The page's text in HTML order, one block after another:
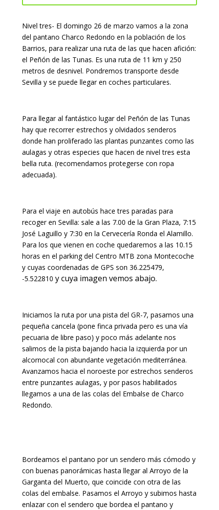
Nivel tres- El domingo 26 de marzo vamos a la zona
del pantano Charco Redondo en la población de los
Barrios, para realizar una ruta de las que hacen afición:
el Peñón de las Tunas. Es una ruta de 11 km y 250
metros de desnivel. Pondremos transporte desde
Sevilla y se puede llegar en coches particulares.
Para llegar al fantástico lugar del Peñón de las Tunas
hay que recorrer estrechos y olvidados senderos
donde han proliferado las plantas punzantes como las
aulagas y otras especies que hacen de nivel tres esta
bella ruta. (recomendamos protegerse con ropa
adecuada).
Para el viaje en autobús hace tres paradas para
recoger en Sevilla: sale a las 7.00 de la Gran Plaza, 7:15
José Laguillo y 7:30 en la Cervecería Ronda el Alamillo.
Para los que vienen en coche quedaremos a las 10.15
horas en el parking del Centro MTB zona Montecoche
y cuyas coordenadas de GPS son 36.225479,
-5.522810 y cuya imagen vemos abajo.
Iniciamos la ruta por una pista del GR-7, pasamos una
pequeña cancela (pone finca privada pero es una vía
pecuaria de libre paso) y poco más adelante nos
salimos de la pista bajando hacia la izquierda por un
alcornocal con abundante vegetación mediterránea.
Avanzamos hacia el noroeste por estrechos senderos
entre punzantes aulagas, y por pasos habilitados
llegamos a una de las colas del Embalse de Charco
Redondo.
Bordeamos el pantano por un sendero más cómodo y
con buenas panorámicas hasta llegar al Arroyo de la
Garganta del Muerto, que coincide con otra de las
colas del embalse. Pasamos el Arroyo y subimos hasta
enlazar con el sendero que bordea el pantano y